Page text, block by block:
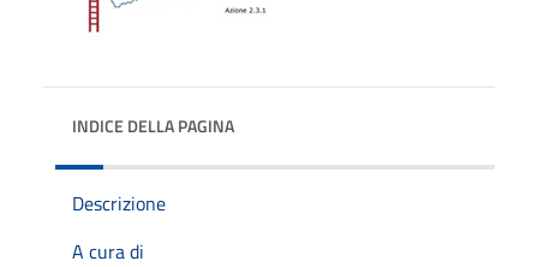
INDICE DELLA PAGINA
Descrizione
A cura di